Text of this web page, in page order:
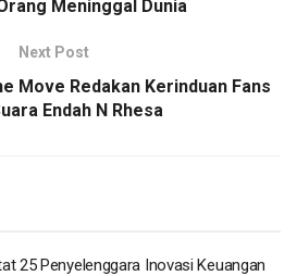
Meninggal Dunia
Next Post
Move Redakan Kerinduan Fans
Endah N Rhesa
25 Penyelenggara Inovasi Keuangan